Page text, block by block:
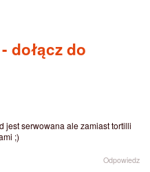
- dołącz do
jest serwowana ale zamiast tortilli
;)
Odpowiedz